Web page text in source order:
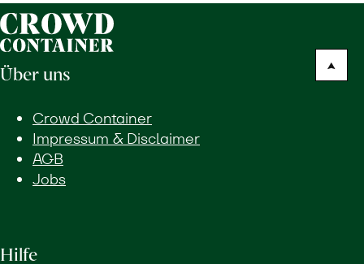
Über uns
Crowd Container
Impressum & Disclaimer
AGB
Jobs
Hilfe